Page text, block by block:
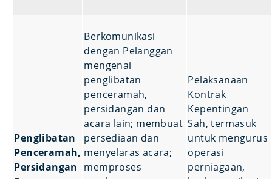
Penglibatan
Penceramah,
Persidangan
Berkomunikasi
dengan Pelanggan
mengenai
penglibatan
penceramah,
persidangan dan
acara lain; membuat
persediaan dan
menyelaras acara;
memproses
Pelaksanaan
Kontrak
Kepentingan
Sah, termasuk
untuk mengurus
operasi
perniagaan,